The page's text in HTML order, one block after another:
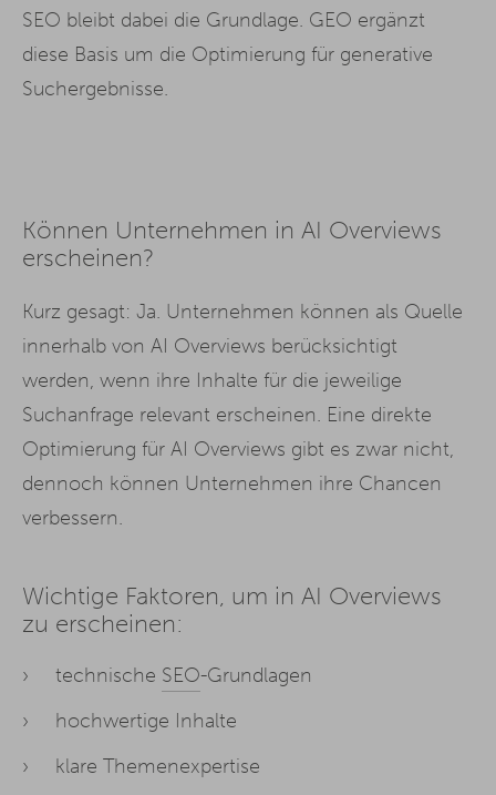
SEO bleibt dabei die Grundlage. GEO ergänzt
diese Basis um die Optimierung für generative
Suchergebnisse.
Können Unternehmen in AI Overviews
erscheinen?
Kurz gesagt: Ja. Unternehmen können als Quelle
innerhalb von AI Overviews berücksichtigt
werden, wenn ihre Inhalte für die jeweilige
Suchanfrage relevant erscheinen. Eine direkte
Optimierung für AI Overviews gibt es zwar nicht,
dennoch können Unternehmen ihre Chancen
verbessern.
Wichtige Faktoren, um in AI Overviews
zu erscheinen:
technische SEO-Grundlagen
hochwertige Inhalte
klare Themenexpertise